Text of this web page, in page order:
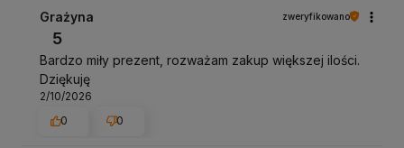
Grażyna zweryfikowano
5
Bardzo miły prezent, rozważam zakup większej ilości.
Dziękuję
2/10/2026
0
0